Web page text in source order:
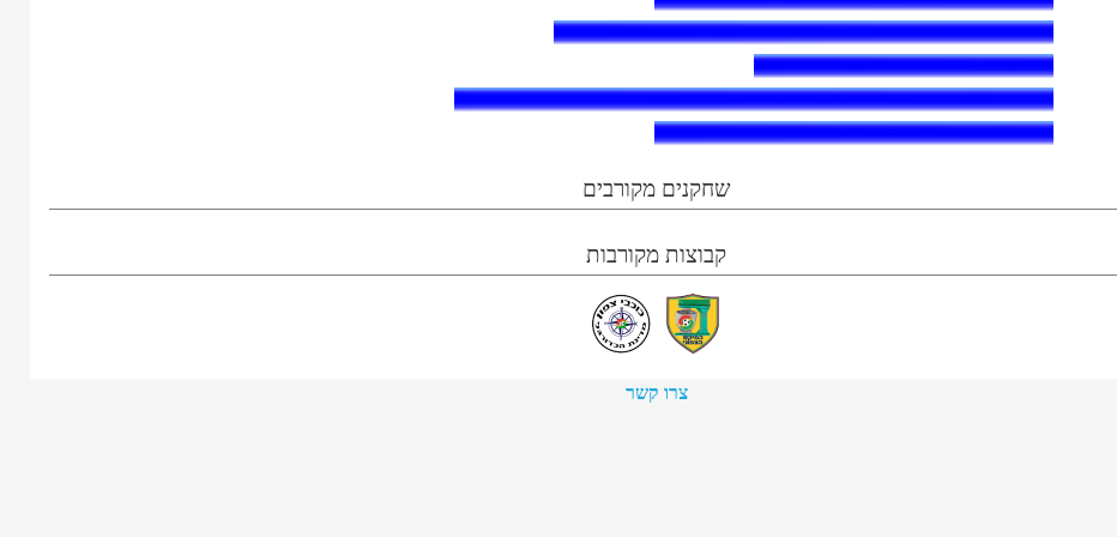
שחקנים מקורבים
קבוצות מקורבות
צרו קשר